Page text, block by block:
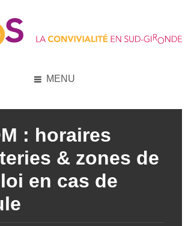
MENU
: horaires
& zones de
en cas de